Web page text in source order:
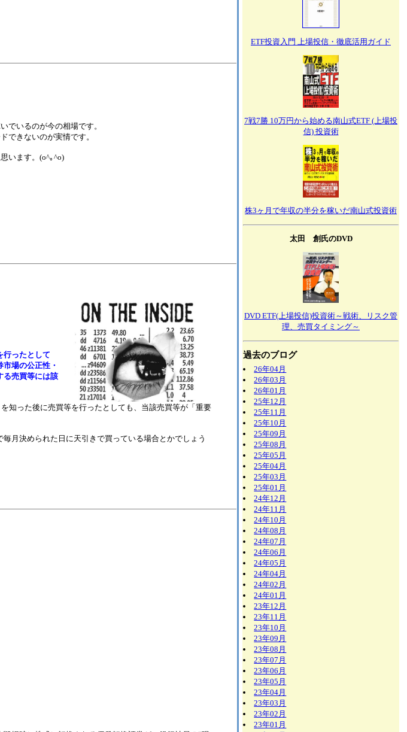
でいるのが今の相場です。
できないのが実情です。
います。(o^｡^o)
行ったとして
場の公正性・
る売買等には該
知った後に売買等を行ったとしても、当該売買等が「重要
月決められた日に天引きで買っている場合とかでしょう
ETF投資入門 上場投信・徹底活用ガイド
7戦7勝 10万円から始める南山式ETF (上場投
信) 投資術
株3ヶ月で年収の半分を稼いだ南山式投資術
太田 創氏のDVD
DVD ETF(上場投信)投資術～戦術、リスク管
理、売買タイミング～
過去のブログ
26年04月
26年03月
26年01月
25年12月
25年11月
25年10月
25年09月
25年08月
25年05月
25年04月
25年03月
25年01月
24年12月
24年11月
24年10月
24年08月
24年07月
24年06月
24年05月
24年04月
24年02月
24年01月
23年12月
23年11月
23年10月
23年09月
23年08月
23年07月
23年06月
23年05月
23年04月
23年03月
23年02月
23年01月